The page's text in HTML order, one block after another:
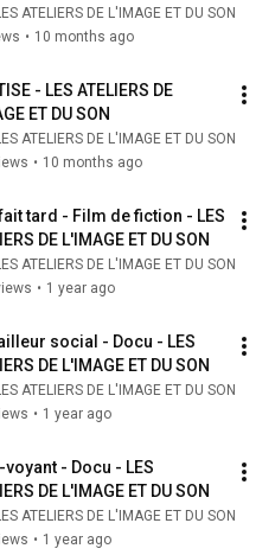
ATELIERS DE L'IMAGE ET DU SON
• 10 months ago
- LES ATELIERS DE
ET DU SON
ATELIERS DE L'IMAGE ET DU SON
• 10 months ago
fait tard - Film de fiction - LES
DE L'IMAGE ET DU SON
ATELIERS DE L'IMAGE ET DU SON
• 1 year ago
social - Docu - LES
DE L'IMAGE ET DU SON
ATELIERS DE L'IMAGE ET DU SON
• 1 year ago
- Docu - LES
DE L'IMAGE ET DU SON
ATELIERS DE L'IMAGE ET DU SON
• 1 year ago